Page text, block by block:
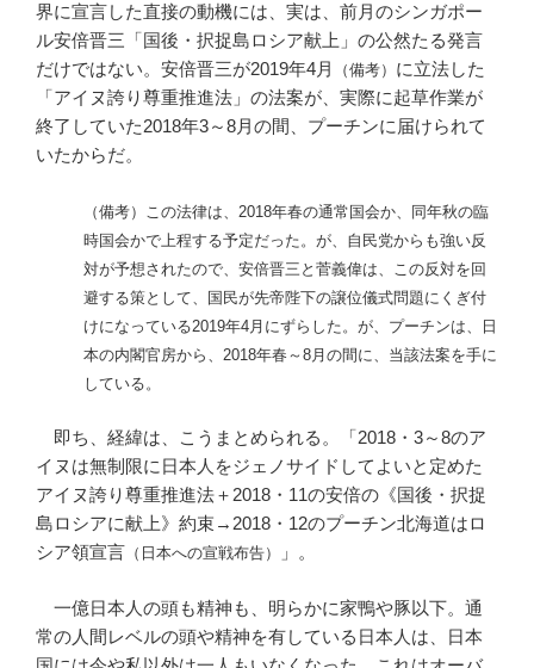
界に宣言した直接の動機には、実は、前月のシンガポー
ル安倍晋三「国後・択捉島ロシア献上」の公然たる発言
だけではない。安倍晋三が2019年4月
（備考） に立法した
「アイヌ誇り尊重推進法」の法案が、実際に起草作業が
終了していた2018年3～8月の間、プーチンに届けられて
いたからだ。
（備考）この法律は、2018年春の通常国会か、同年秋の臨
時国会かで上程する予定だった。が、自民党からも強い反
対が予想されたので、安倍晋三と菅義偉は、この反対を回
避する策として、国民が先帝陛下の譲位儀式問題にくぎ付
けになっている2019年4月にずらした。が、プーチンは、日
本の内閣官房から、2018年春～8月の間に、当該法案を手に
している。
即ち、経緯は、こうまとめられる。「2018・3～8のア
イヌは無制限に日本人をジェノサイドしてよいと定めた
アイヌ誇り尊重推進法＋2018・11の安倍の《国後・択捉
島ロシアに献上》約束→2018・12のプーチン北海道はロ
シア領宣言 （日本への宣戦布告） 」。
一億日本人の頭も精神も、明らかに家鴨や豚以下。通
常の人間レベルの頭や精神を有している日本人は、日本